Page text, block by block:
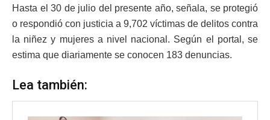
Hasta el 30 de julio del presente año, señala, se protegió
o respondió con justicia a 9,702 víctimas de delitos contra
la niñez y mujeres a nivel nacional. Según el portal, se
estima que diariamente se conocen 183 denuncias.
Lea también: